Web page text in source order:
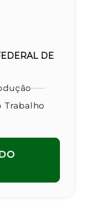
DE
Trabalho